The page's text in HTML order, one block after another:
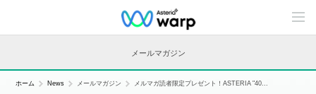
C
n
n
メールマガジン
ホーム News メールマガジン メルマガ読者限定プレゼント！ASTERIA "40...